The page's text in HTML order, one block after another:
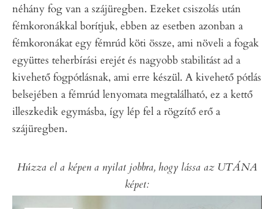
néhány fog van a szájüregben. Ezeket csiszolás után
fémkoronákkal borítjuk, ebben az esetben azonban a
fémkoronákat egy fémrúd köti össze, ami növeli a fogak
együttes teherbírási erejét és nagyobb stabilitást ad a
kivehető fogpótlásnak, ami erre készül. A kivehető pótlás
belsejében a fémrúd lenyomata megtalálható, ez a kettő
illeszkedik egymásba, így lép fel a rögzítő erő a
szájüregben.
Húzza el a képen a nyilat jobbra, hogy lássa az UTÁNA
képet: